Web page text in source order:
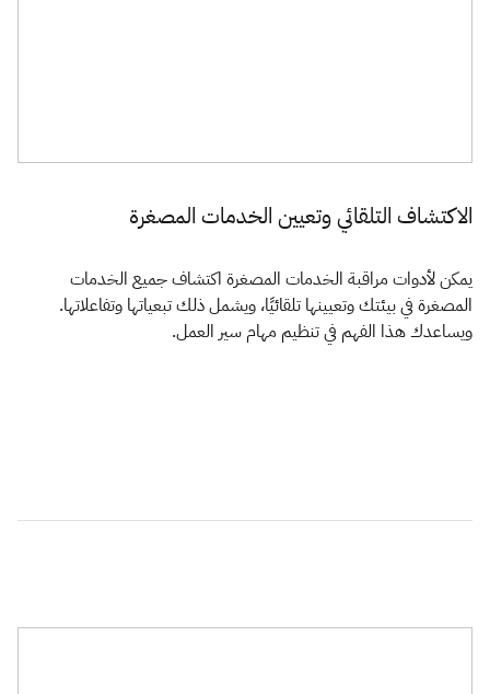
الاكتشاف التلقائي وتعيين الخدمات المصغرة
يمكن لأدوات مراقبة الخدمات المصغرة اكتشاف جميع الخدمات
المصغرة في بيئتك وتعيينها تلقائيًا، ويشمل ذلك تبعياتها وتفاعلاتها.
ويساعدك هذا الفهم في تنظيم مهام سير العمل.